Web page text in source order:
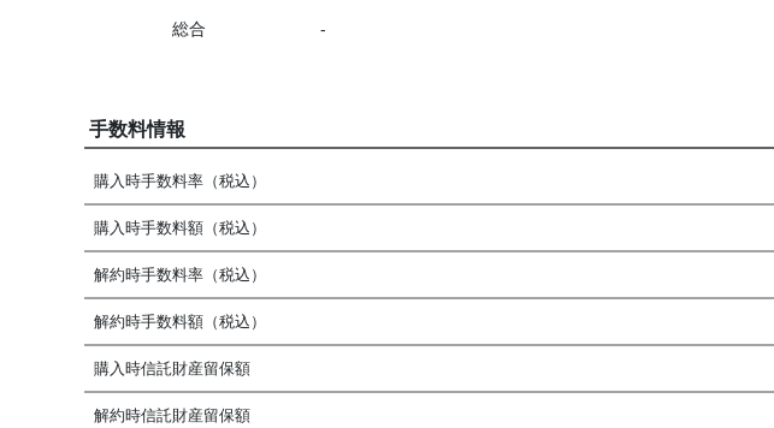
総合 -
手数料情報
購入時手数料率（税込）
購入時手数料額（税込）
解約時手数料率（税込）
解約時手数料額（税込）
購入時信託財産留保額
解約時信託財産留保額